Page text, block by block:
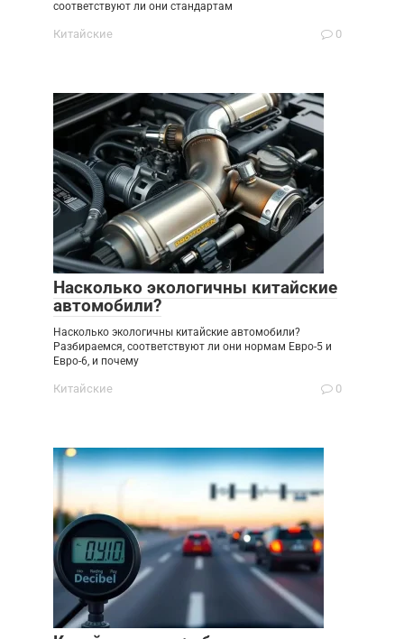
соответствуют ли они стандартам
Китайские 0
Насколько экологичны китайские
автомобили?
Насколько экологичны китайские автомобили?
Разбираемся, соответствуют ли они нормам Евро-5 и
Евро-6, и почему
Китайские 0